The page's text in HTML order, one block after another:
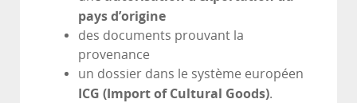
pays d’origine
des documents prouvant la
provenance
un dossier dans le système européen
ICG (Import of Cultural Goods).